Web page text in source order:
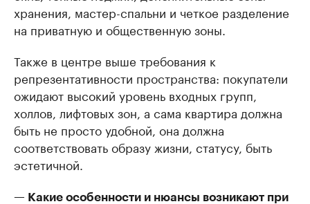
хранения, мастер-спальни и четкое разделение
на приватную и общественную зоны.
Также в центре выше требования к
репрезентативности пространства: покупатели
ожидают высокий уровень входных групп,
холлов, лифтовых зон, а сама квартира должна
быть не просто удобной, она должна
соответствовать образу жизни, статусу, быть
эстетичной.
— Какие особенности и нюансы возникают при